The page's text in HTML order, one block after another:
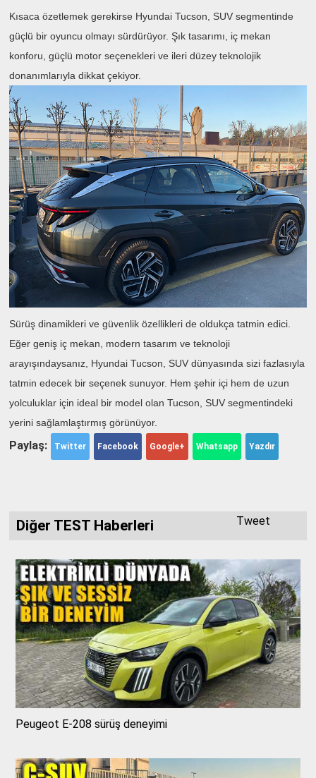
Kısaca özetlemek gerekirse Hyundai Tucson, SUV segmentinde
güçlü bir oyuncu olmayı sürdürüyor. Şık tasarımı, iç mekan
konforu, güçlü motor seçenekleri ve ileri düzey teknolojik
donanımlarıyla dikkat çekiyor.
Sürüş dinamikleri ve güvenlik özellikleri de oldukça tatmin edici.
Eğer geniş iç mekan, modern tasarım ve teknoloji
arayışındaysanız, Hyundai Tucson, SUV dünyasında sizi fazlasıyla
tatmin edecek bir seçenek sunuyor. Hem şehir içi hem de uzun
yolculuklar için ideal bir model olan Tucson, SUV segmentindeki
yerini sağlamlaştırmış görünüyor.
Paylaş: Twitter Facebook Google+ Whatsapp Yazdır
Tweet
Diğer TEST Haberleri
Peugeot E-208 sürüş deneyimi